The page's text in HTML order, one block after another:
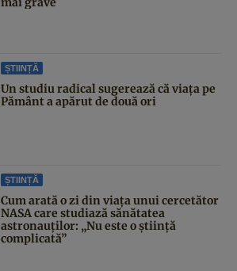
ȘTIINȚĂ
Un studiu radical sugerează că viața pe
Pământ a apărut de două ori
ȘTIINȚĂ
Cum arată o zi din viața unui cercetător
NASA care studiază sănătatea
astronauților: „Nu este o știință
complicată”